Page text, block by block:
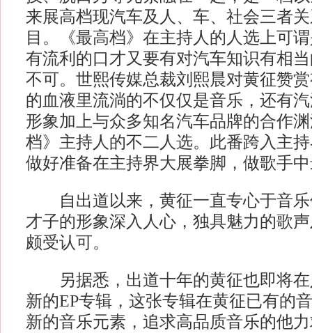
来展高档现汽车及人、车、社会三者
目。《最高档》在主持人的人选上可
有流利的口才又要有对汽车知识有相
不可。世熙传媒总裁刘熙晨对黄征赞
的血液里流淌的不仅仅是音乐，还有
形象加上与众多知名汽车品牌的合作
档》主持人的不二人选。此番跨入主
做好准备在主持界大展拳脚，做歌手
自出道以来，黄征一直专心于音乐
才子的形象深入人心，独具魅力的歌
颇受认可。
另据悉，出道十年的黄征也即将在
新的EP专辑，这张专辑在黄征已有的
新的音乐元素，追求高品质音乐的他